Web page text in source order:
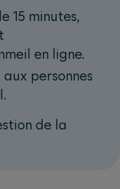
15 minutes,
en ligne.
personnes
de la